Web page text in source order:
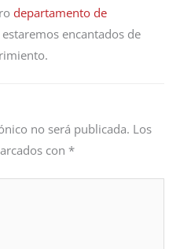
departamento de
encantados de
no será publicada. Los
con *